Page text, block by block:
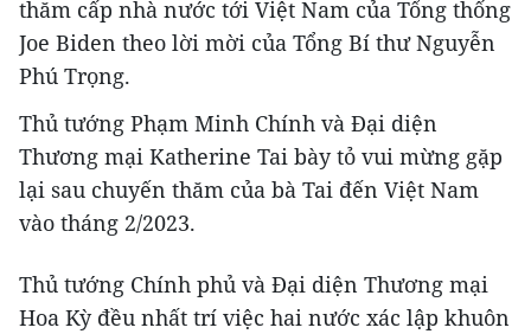
thăm cấp nhà nước tới Việt Nam của Tổng thống
Joe Biden theo lời mời của Tổng Bí thư Nguyễn
Phú Trọng.
Thủ tướng Phạm Minh Chính và Đại diện
Thương mại Katherine Tai bày tỏ vui mừng gặp
lại sau chuyến thăm của bà Tai đến Việt Nam
vào tháng 2/2023.
Thủ tướng Chính phủ và Đại diện Thương mại
Hoa Kỳ đều nhất trí việc hai nước xác lập khuôn